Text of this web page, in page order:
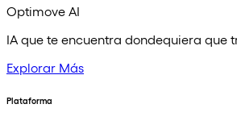
Optimove AI
IA que te encuentra dondequiera que
Explorar Más
Plataforma